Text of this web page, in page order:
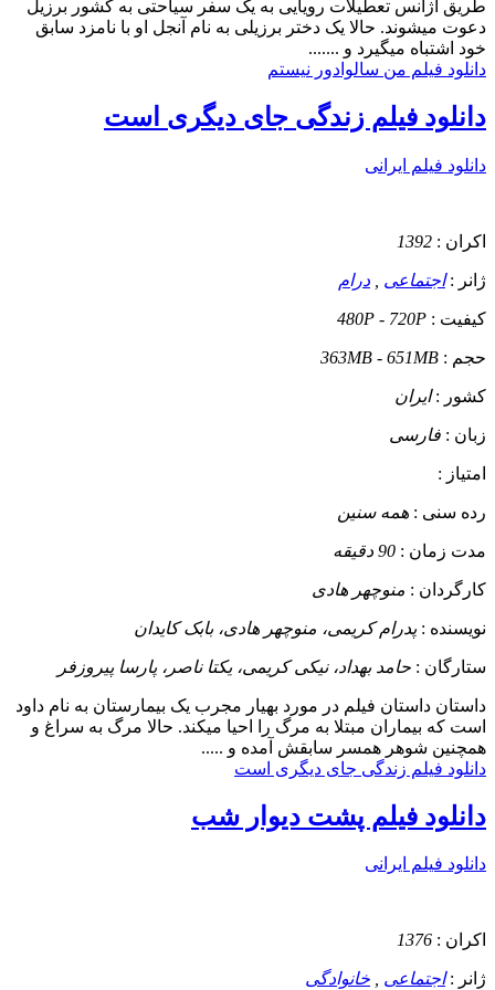
طریق آژانس تعطیلات رویایی به یک سفر سیاحتی به کشور برزیل
دعوت میشوند. حالا یک دختر برزیلی به نام آنجل او با نامزد سابق
خود اشتباه میگیرد و .......
دانلود فیلم من سالوادور نیستم
دانلود فیلم زندگی جای دیگری است
دانلود فیلم ایرانی
اکران : 1392
ژانر :اجتماعی درام
کیفیت : 480P - 720P
حجم : 363MB - 651MB
کشور :ایران
زبان : فارسی
امتیاز :
رده سنی : همه سنین
مدت زمان : 90 دقیقه
کارگردان : منوچهر هادی
نویسنده :پدرام کریمی، منوچهر هادی، بابک کایدان
ستارگان : حامد بهداد، نیکی کریمی، یکتا ناصر، پارسا پیروزفر
داستان داستان فیلم در مورد بهیار مجرب یک بیمارستان به نام داود
است که بیماران مبتلا به مرگ را احیا میکند. حالا مرگ به سراغ و
همچنین شوهر همسر سابقش آمده و .....
دانلود فیلم زندگی جای دیگری است
دانلود فیلم پشت دیوار شب
دانلود فیلم ایرانی
اکران : 1376
ژانر :اجتماعی , خانوادگی